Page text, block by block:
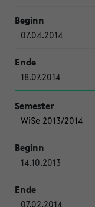
07.04.2014
18.07.2014
WiSe 2013/2014
14.10.2013
07.02.2014